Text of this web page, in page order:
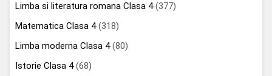
Limba si literatura romana Clasa 4(377)
Matematica Clasa 4(318)
Limba moderna Clasa 4(80)
Istorie Clasa 4(68)